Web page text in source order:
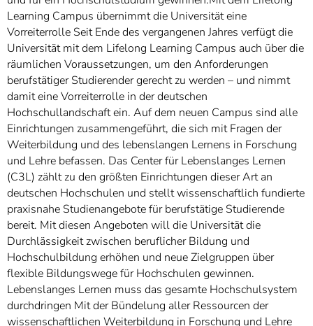
Learning Campus übernimmt die Universität eine
Vorreiterrolle Seit Ende des vergangenen Jahres verfügt die
Universität mit dem Lifelong Learning Campus auch über die
räumlichen Voraussetzungen, um den Anforderungen
berufstätiger Studierender gerecht zu werden – und nimmt
damit eine Vorreiterrolle in der deutschen
Hochschullandschaft ein. Auf dem neuen Campus sind alle
Einrichtungen zusammengeführt, die sich mit Fragen der
Weiterbildung und des lebenslangen Lernens in Forschung
und Lehre befassen. Das Center für Lebenslanges Lernen
(C3L) zählt zu den größten Einrichtungen dieser Art an
deutschen Hochschulen und stellt wissenschaftlich fundierte
praxisnahe Studienangebote für berufstätige Studierende
bereit. Mit diesen Angeboten will die Universität die
Durchlässigkeit zwischen beruflicher Bildung und
Hochschulbildung erhöhen und neue Zielgruppen über
flexible Bildungswege für Hochschulen gewinnen.
Lebenslanges Lernen muss das gesamte Hochschulsystem
durchdringen Mit der Bündelung aller Ressourcen der
wissenschaftlichen Weiterbildung in Forschung und Lehre